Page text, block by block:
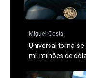
Miguel Costa
Universal torna-
mil milhões de